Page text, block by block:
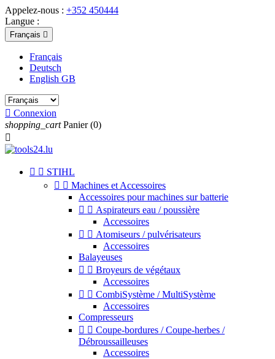
Appelez-nous : +352 450444
Langue :
Français 
Français
Deutsch
English GB
 Connexion
shopping_cart Panier (0)

  STIHL
  Machines et Accessoires
Accessoires pour machines sur batterie
  Aspirateurs eau / poussière
Accessoires
  Atomiseurs / pulvérisateurs
Accessoires
Balayeuses
  Broyeurs de végétaux
Accessoires
  CombiSystème / MultiSystème
Accessoires
Compresseurs
  Coupe-bordures / Coupe-herbes /
Débroussailleuses
Accessoires